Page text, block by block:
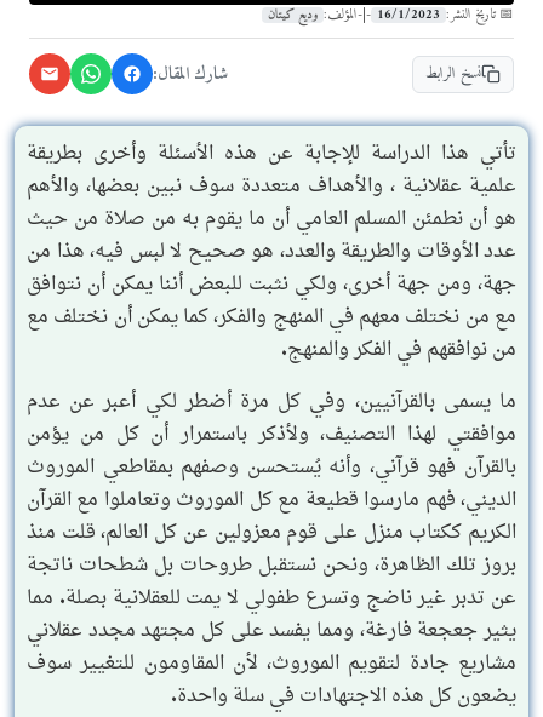
📅 تاريخ النشر: 16/1/2023
-|-المؤلف: وديع كيتان
نسخ الرابط شارك المقال:
تأتي هذا الدراسة للإجابة عن هذه الأسئلة وأخرى بطريقة
علمية عقلانية ، والأهداف متعددة سوف نبين بعضها، والأهم
هو أن نطمئن المسلم العامي أن ما يقوم به من صلاة من حيث
عدد الأوقات والطريقة والعدد، هو صحيح لا لبس فيه، هذا من
جهة، ومن جهة أخرى، ولكي نثبت للبعض أننا يمكن أن نتوافق
مع من نختلف معهم في المنهج والفكر، كما يمكن أن نختلف مع
من نوافقهم في الفكر والمنهج.
ما يسمى بالقرآنيين، وفي كل مرة أضطر لكي أعبر عن عدم
موافقتي لهذا التصنيف، ولأذكر باستمرار أن كل من يؤمن
بالقرآن فهو قرآني، وأنه يُستحسن وصفهم بمقاطعي الموروث
الديني، فهم مارسوا قطيعة مع كل الموروث وتعاملوا مع القرآن
الكريم ككتاب منزل على قوم معزولين عن كل العالم، قلت منذ
بروز تلك الظاهرة، ونحن نستقبل طروحات بل شطحات ناتجة
عن تدبر غير ناضج وتسرع طفولي لا يمت للعقلانية بصلة. مما
يثير جعجعة فارغة، ومما يفسد على كل مجتهد مجدد عقلاني
مشاريع جادة لتقويم الموروث، لأن المقاومون للتغيير سوف
يضعون كل هذه الاجتهادات في سلة واحدة.